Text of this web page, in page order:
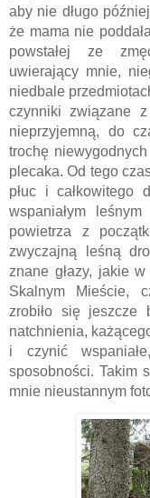
aby nie długo
że mama nie
powstałej ze
uwierający mnie,
niedbale
czynniki związane
nieprzyjemną, do
trochę
plecaka. Od tego
płuc i całkowitego
wspaniałym
powietrza z
zwyczajną leśną
znane głazy, jakie
Skalnym Mieście,
zrobiło się jeszcze
natchnienia,
i czynić
sposobności. Takim
mnie nieustannym